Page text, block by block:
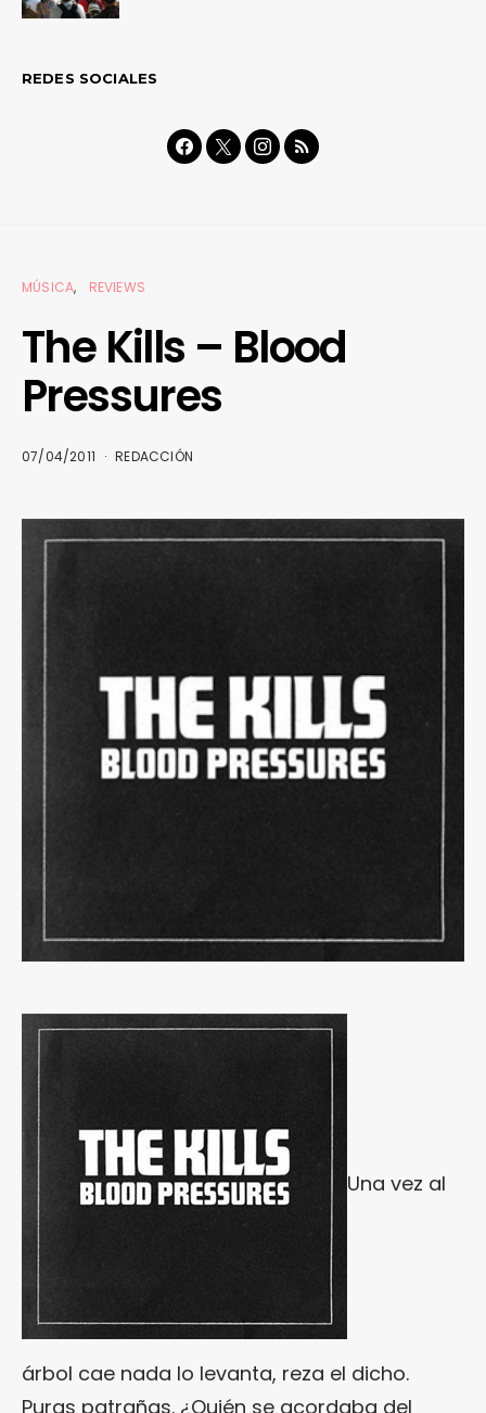
REDES SOCIALES
MÚSICA REVIEWS
The Kills – Blood
Pressures
07/04/2011 REDACCIÓN
Una vez al
árbol cae nada lo levanta, reza el dicho.
Puras patrañas. ¿Quién se acordaba del